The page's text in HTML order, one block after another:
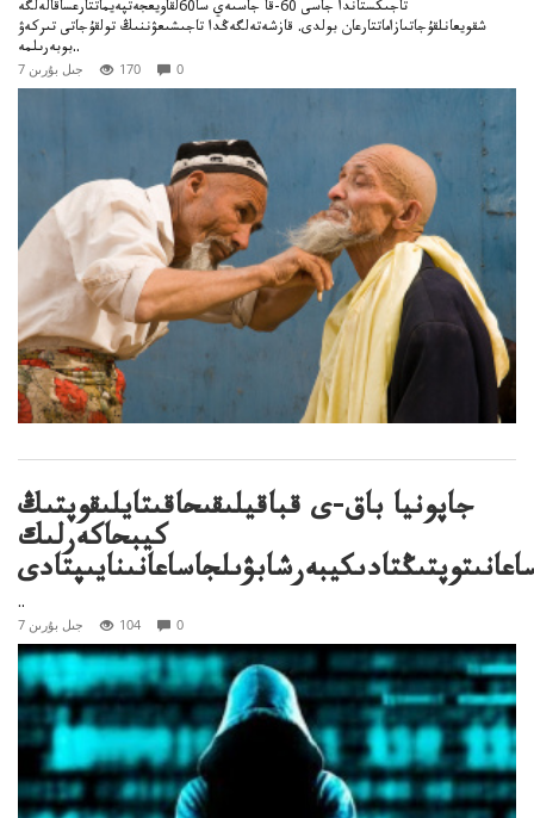
تاجىكستاندا جاسى 60-قا جاسىەي سا60لقاويعجەتپەيماتتارعساقالەلگە
شقويعانلقۇجاتىازاماتتارعان بولدى. قازشەتەلگەڭدا تاجىشىعۋننىڭ تولقۇجاتى تىركەۋ
بوبەرىلمە..
7 جىل بۇرىن 170 0
جاپونيا باق-ى قباقيلىقىحاقىتايلىقوپتىڭ
كيبحاكەرلىك
..
7 جىل بۇرىن 104 0